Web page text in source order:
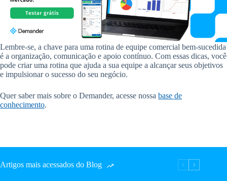
Lembre-se, a chave para uma rotina de equipe comercial bem-sucedida
é a organização, comunicação e apoio contínuo. Com essas dicas, você
pode criar uma rotina que ajuda a sua equipe a alcançar seus objetivos
e impulsionar o sucesso do seu negócio.
Quer saber mais sobre o Demander, acesse nossa base de
conhecimento.
Artigos mais acessados do Blog